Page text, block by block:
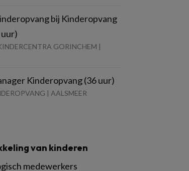
bij Kinderopvang
uur)
GORINCHEM |
Kinderopvang (36 uur)
| AALSMEER
van kinderen
medewerkers